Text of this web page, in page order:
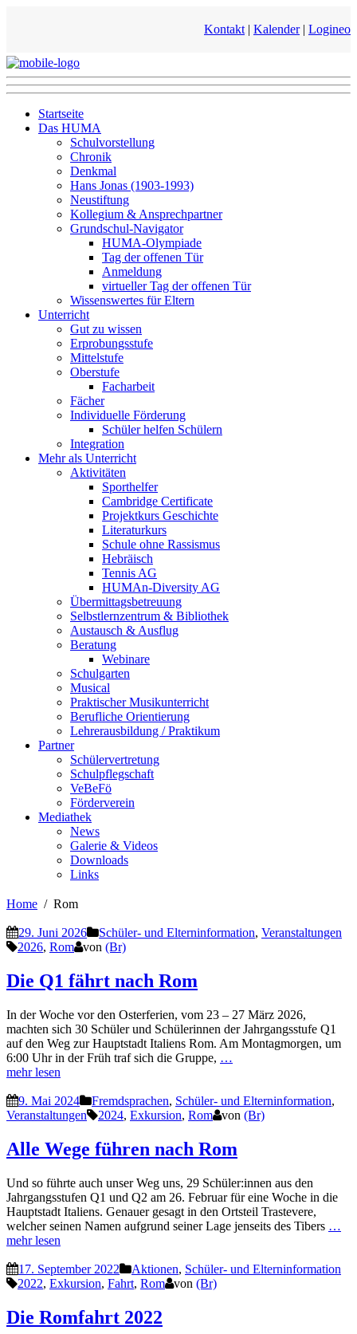
Kontakt | Kalender| Logineo
Startseite
Das HUMA
Schulvorstellung
Chronik
Denkmal
Hans Jonas (1903-1993)
Neustiftung
Kollegium & Ansprechpartner
Grundschul-Navigator
HUMA-Olympiade
Tag der offenen Tür
Anmeldung
virtueller Tag der offenen Tür
Wissenswertes für Eltern
Unterricht
Gut zu wissen
Erprobungsstufe
Mittelstufe
Oberstufe
Facharbeit
Fächer
Individuelle Förderung
Schüler helfen Schülern
Integration
Mehr als Unterricht
Aktivitäten
Sporthelfer
Cambridge Certificate
Projektkurs Geschichte
Literaturkurs
Schule ohne Rassismus
Hebräisch
Tennis AG
HUMAn-Diversity AG
Übermittagsbetreuung
Selbstlernzentrum & Bibliothek
Austausch & Ausflug
Beratung
Webinare
Schulgarten
Musical
Praktischer Musikunterricht
Berufliche Orientierung
Lehrerausbildung / Praktikum
Partner
Schülervertretung
Schulpflegschaft
VeBeFö
Förderverein
Mediathek
News
Galerie & Videos
Downloads
Links
Home Rom
29. Juni 2026 Schüler- und Elterninformation, Veranstaltungen
2026, Rom von (Br)
Die Q1 fährt nach Rom
In der Woche vor den Osterferien, vom 23 – 27 März 2026,
machten sich 30 Schüler und Schülerinnen der Jahrgangsstufe Q1
auf den Weg zur Hauptstadt Italiens Rom. Am Montagmorgen, um
6:00 Uhr in der Früh traf sich die Gruppe, …
mehr lesen
9. Mai 2024 Fremdsprachen, Schüler- und Elterninformation,
Veranstaltungen
2024, Exkursion, Rom von (Br)
Alle Wege führen nach Rom
Und so führte auch unser Weg uns, 29 Schüler:innen aus den
Jahrgangsstufen Q1 und Q2 am 26. Februar für eine Woche in die
Hauptstadt Italiens. Genauer gesagt in den Ortsteil Trastevere,
welcher seinen Namen aufgrund seiner Lage jenseits des Tibers …
mehr lesen
17. September 2022 Aktionen, Schüler- und Elterninformation
2022, Exkursion, Fahrt, Rom von (Br)
Die Romfahrt 2022